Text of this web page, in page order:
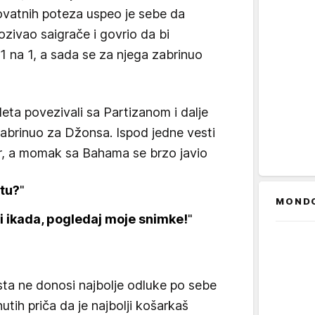
poteza uspeo je sebe da
saigrače i govrio da bi
na 1, a sada se za njega zabrinuo
povezivali sa Partizanom i dalje
za Džonsa. Ispod jedne vesti
a momak sa Bahama se brzo javio
"
ikada, pogledaj moje snimke!"
ne donosi najbolje odluke po sebe
priča da je najbolji košarkaš